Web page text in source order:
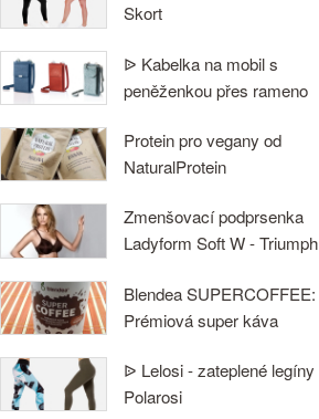
Skort
ᐉ Kabelka na mobil s
peněženkou přes rameno
Protein pro vegany od
NaturalProtein
Zmenšovací podprsenka
Ladyform Soft W - Triumph
Blendea SUPERCOFFEE:
Prémiová super káva
ᐉ Lelosi - zateplené legíny
Polarosi